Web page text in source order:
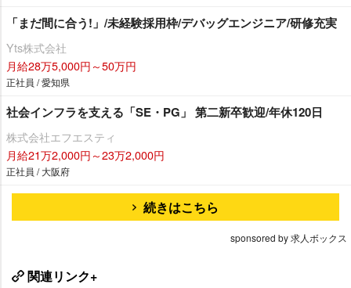
「まだ間に合う!」/未経験採用枠/デバッグエンジニア/研修充実
Yts株式会社
月給28万5,000円～50万円
正社員 / 愛知県
社会インフラを支える「SE・PG」 第二新卒歓迎/年休120日
株式会社エフエスティ
月給21万2,000円～23万2,000円
正社員 / 大阪府
続きはこちら
sponsored by 求人ボックス
関連リンク+